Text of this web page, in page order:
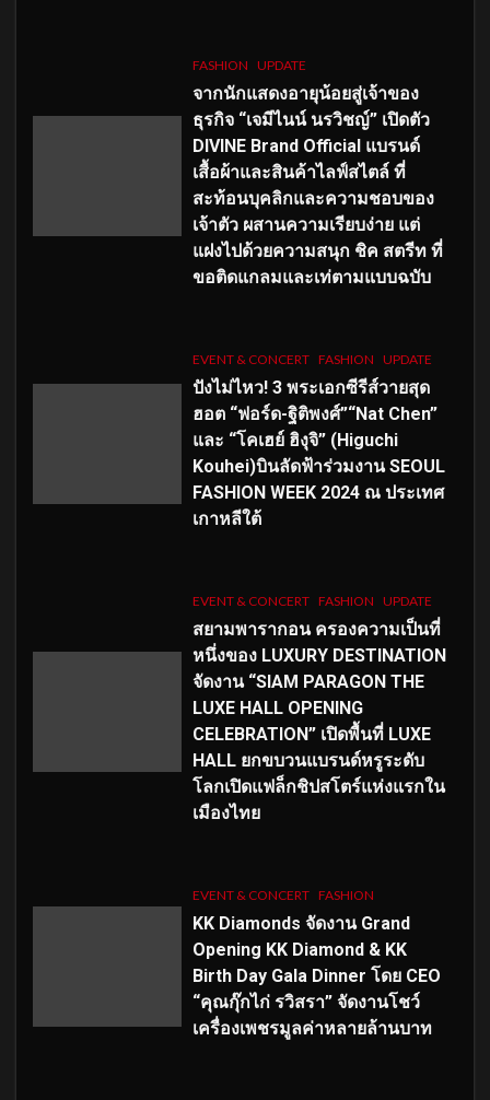
FASHION UPDATE
จากนักแสดงอายุน้อยสู่เจ้าของ
ธุรกิจ “เจมีไนน์ นรวิชญ์” เปิดตัว
DIVINE Brand Official แบรนด์
เสื้อผ้าและสินค้าไลฟ์สไตล์ ที่
สะท้อนบุคลิกและความชอบของ
เจ้าตัว ผสานความเรียบง่าย แต่
แฝงไปด้วยความสนุก ชิค สตรีท ที่
ขอติดแกลมและเท่ตามแบบฉบับ
EVENT & CONCERT FASHION UPDATE
ปังไม่ไหว! 3 พระเอกซีรีส์วายสุด
ฮอต “ฟอร์ด-ฐิติพงศ์”“Nat Chen”
และ “โคเฮย์ ฮิงุจิ” (Higuchi
Kouhei)บินลัดฟ้าร่วมงาน SEOUL
FASHION WEEK 2024 ณ ประเทศ
เกาหลีใต้
EVENT & CONCERT FASHION UPDATE
สยามพารากอน ครองความเป็นที่
หนึ่งของ LUXURY DESTINATION
จัดงาน “SIAM PARAGON THE
LUXE HALL OPENING
CELEBRATION” เปิดพื้นที่ LUXE
HALL ยกขบวนแบรนด์หรูระดับ
โลกเปิดแฟล็กชิปสโตร์แห่งแรกใน
เมืองไทย
EVENT & CONCERT FASHION
KK Diamonds จัดงาน Grand
Opening KK Diamond & KK
Birth Day Gala Dinner โดย CEO
“คุณกุ๊กไก่ รวิสรา” จัดงานโชว์
เครื่องเพชรมูลค่าหลายล้านบาท